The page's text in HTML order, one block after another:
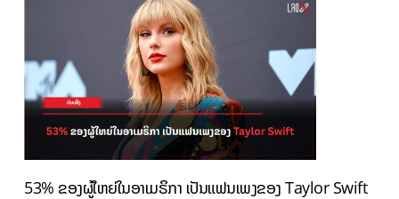
53% ຂອງຜູ້ໃຫຍ່ໃນອາເມຣິກາ ເປັນແຟນເພງຂອງ Taylor Swift